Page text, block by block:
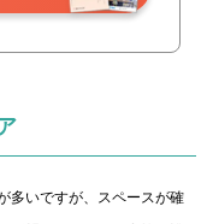
多いですが、スペースが確